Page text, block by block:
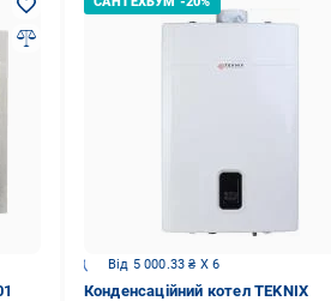
Від 5 000.33 ₴ X 6
Конденсаційний котел TEKNIX